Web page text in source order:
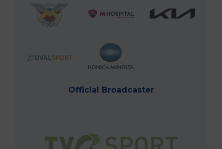
Official Broadcaster